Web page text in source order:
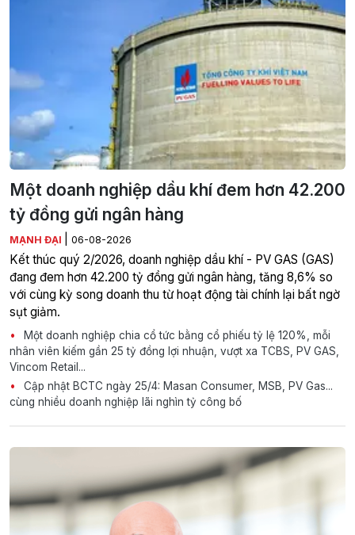
Một doanh nghiệp dầu khí đem hơn 42.200
tỷ đồng gửi ngân hàng
MẠNH ĐẠI 06-08-2026
Kết thúc quý 2/2026, doanh nghiệp dầu khí - PV GAS (GAS)
đang đem hơn 42.200 tỷ đồng gửi ngân hàng, tăng 8,6% so
với cùng kỳ song doanh thu từ hoạt động tài chính lại bất ngờ
sụt giảm.
Một doanh nghiệp chia cổ tức bằng cổ phiếu tỷ lệ 120%, mỗi
nhân viên kiếm gần 25 tỷ đồng lợi nhuận, vượt xa TCBS, PV GAS,
Vincom Retail...
Cập nhật BCTC ngày 25/4: Masan Consumer, MSB, PV Gas...
cùng nhiều doanh nghiệp lãi nghìn tỷ công bố